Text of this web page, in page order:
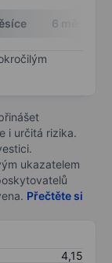
6 měsíců
i určitá rizika.
ukazatelem
Přečtěte si
4,15